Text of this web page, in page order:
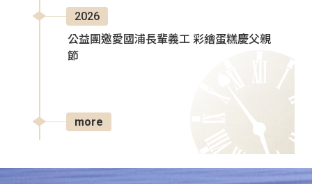
2026
公益團邀愛國浦長輩義工 彩繪蛋糕慶父親
節
more